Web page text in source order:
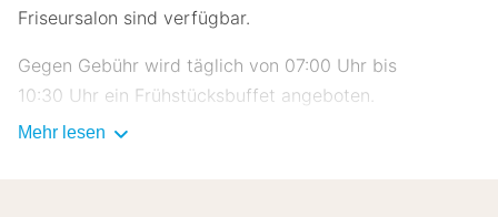
Friseursalon sind verfügbar.
Gegen Gebühr wird täglich von 07:00 Uhr bis
10:30 Uhr ein Frühstücksbuffet angeboten.
Zum Angebot gehören ein Express-Check-in, ein
Mehr lesen